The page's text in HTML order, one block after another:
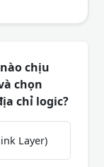
chịu
chọn
chỉ logic?
Layer)